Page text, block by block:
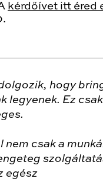
kérdőívet itt éred
hogy
legyenek. Ez csak
nem csak a
egész